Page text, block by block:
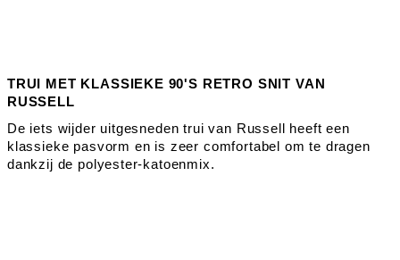
TRUI MET KLASSIEKE 90'S RETRO SNIT VAN
RUSSELL
De iets wijder uitgesneden trui van Russell heeft een
klassieke pasvorm en is zeer comfortabel om te dragen
dankzij de polyester-katoenmix.